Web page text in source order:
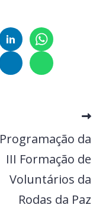
Programação da
III Formação de
Voluntários da
Rodas da Paz